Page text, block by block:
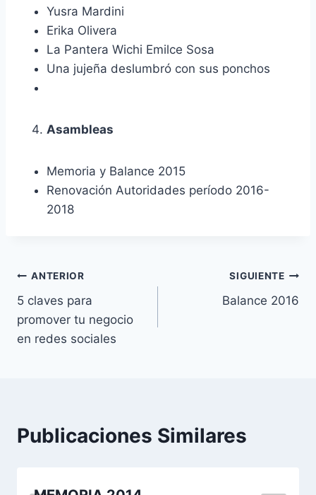
Yusra Mardini
Erika Olivera
La Pantera Wichi Emilce Sosa
Una jujeña deslumbró con sus ponchos
Asambleas
Memoria y Balance 2015
Renovación Autoridades período 2016-
2018
Navegación
de
entradas
ANTERIOR
5 claves para
promover tu negocio
en redes sociales
SIGUIENTE
Balance 2016
Publicaciones Similares